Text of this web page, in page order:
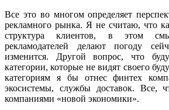
Все это во многом определяет
рекламного рынка. Я не считаю, что
структура клиентов, в этом
рекламодателей делают погоду
изменится. Другой вопрос, что
категории, которые не видят своего
категориям я бы отнес финтех
экосистемы, службы доставок. Все,
компаниями «новой экономики».